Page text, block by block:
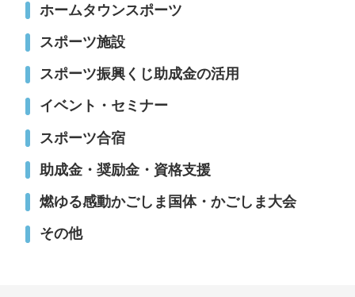
ホームタウンスポーツ
スポーツ施設
スポーツ振興くじ助成金の活用
イベント・セミナー
スポーツ合宿
助成金・奨励金・資格支援
燃ゆる感動かごしま国体・かごしま大会
その他